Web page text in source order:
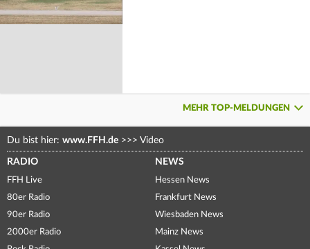
MEHR TOP-MELDUNGEN
Du bist hier: www.FFH.de >>> Video
RADIO
FFH Live
80er Radio
90er Radio
2000er Radio
NEWS
Hessen News
Frankfurt News
Wiesbaden News
Mainz News